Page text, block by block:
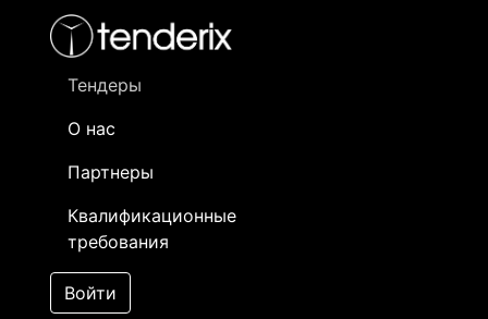
Тендеры
О нас
Партнеры
Квалификационные
требования
Войти
- активный лот
- сохраненный лот (не опубликован)
Закупка: EX-
TRAFIRE100SD CE
400В
[Лот не состоялся]
Лот №:1432